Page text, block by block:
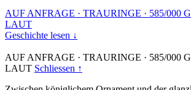
AUF ANFRAGE · TRAURINGE · 585/000
LAUT
Geschichte lesen ↓
AUF ANFRAGE · TRAURINGE · 585/000
LAUT Schliessen ↑